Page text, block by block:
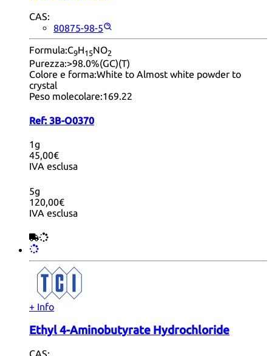
CAS:
80875-98-5
Formula:C9H15NO2
Purezza:>98.0%(GC)(T)
Colore e forma:White to Almost white powder to
crystal
Peso molecolare:169.22
Ref: 3B-O0370
1g
45,00€
IVA esclusa
5g
120,00€
IVA esclusa
+ Info
Ethyl 4-Aminobutyrate Hydrochloride